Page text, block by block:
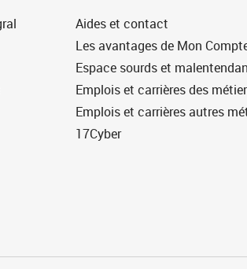
Aides et contact
Les avantages de Mon
Espace sourds et
Emplois et carrières des
Emplois et carrières autres
17Cyber